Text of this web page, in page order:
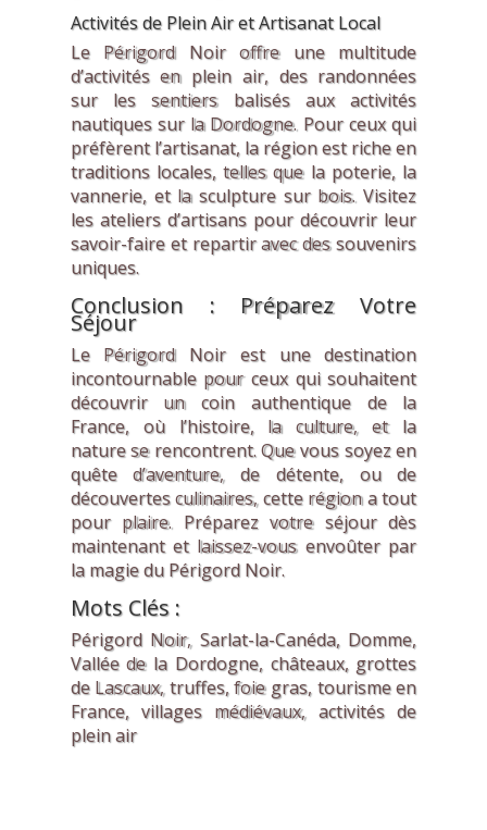
Activités de Plein Air et Artisanat Local
Le Périgord Noir offre une multitude
d’activités en plein air, des randonnées
sur les sentiers balisés aux activités
nautiques sur la Dordogne. Pour ceux qui
préfèrent l’artisanat, la région est riche en
traditions locales, telles que la poterie, la
vannerie, et la sculpture sur bois. Visitez
les ateliers d’artisans pour découvrir leur
savoir-faire et repartir avec des souvenirs
uniques.
Conclusion : Préparez Votre
Séjour
Le Périgord Noir est une destination
incontournable pour ceux qui souhaitent
découvrir un coin authentique de la
France, où l’histoire, la culture, et la
nature se rencontrent. Que vous soyez en
quête d’aventure, de détente, ou de
découvertes culinaires, cette région a tout
pour plaire. Préparez votre séjour dès
maintenant et laissez-vous envoûter par
la magie du Périgord Noir.
Mots Clés :
Périgord Noir, Sarlat-la-Canéda, Domme,
Vallée de la Dordogne, châteaux, grottes
de Lascaux, truffes, foie gras, tourisme en
France, villages médiévaux, activités de
plein air